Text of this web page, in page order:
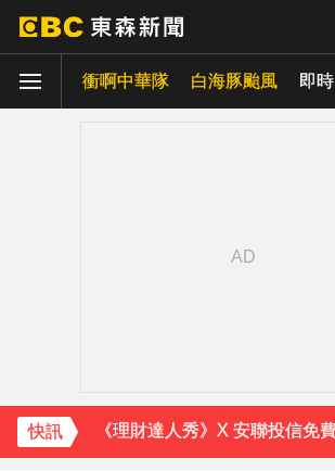
衝啊中華隊 白海豚颱風 即時
快訊